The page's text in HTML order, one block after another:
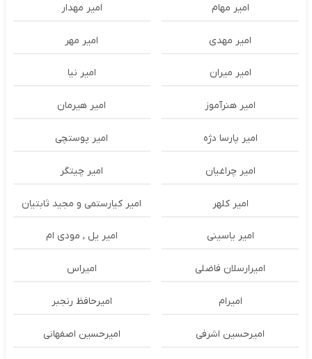
امیر مهام امیر مهدار
امیر مهدی امیر مهر
امیر میران امیر نیا
امیر هنرآموز امیر هیرمان
امیر پارسا دژه امیر پوستچی
امیر چراغیان امیر چیتگر
امیر کلهر امیر کیارستمی و مجید ثابتیان
امیر یاسینی امیر یل , مودی ام
امیرارسلان فاضلی امیراس
امیرام امیرحافظ رنجبر
امیرحسین اشرفی امیرحسین اصفهانی